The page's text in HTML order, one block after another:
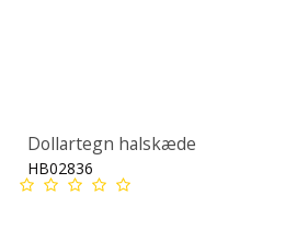
Dollartegn halskæde
HB02836